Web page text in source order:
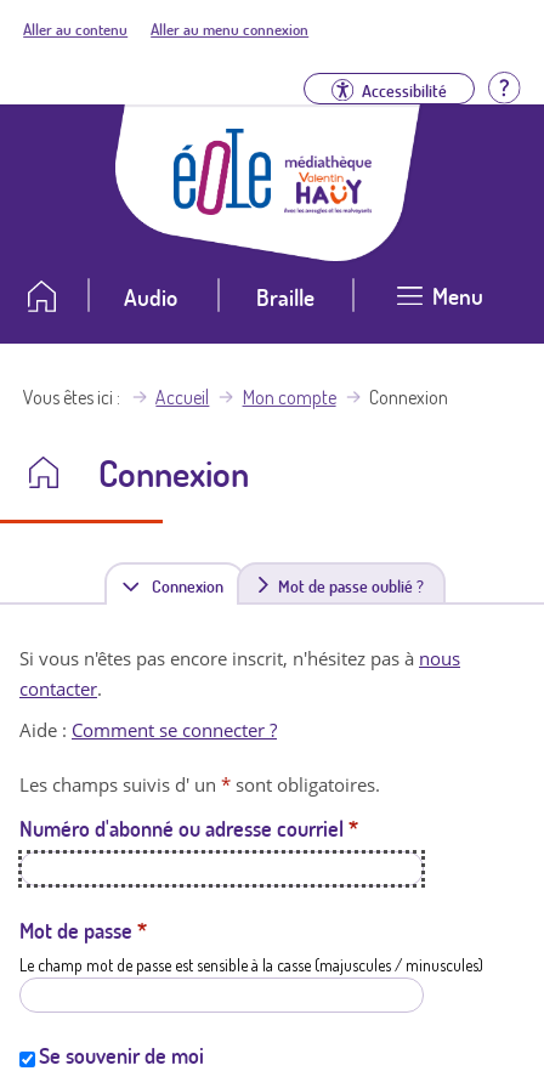
Aller au contenu Aller au menu connexion
Accessibilité
Audio Braille Menu
Vous êtes ici Accueil Mon compte Connexion
Connexion
Connexion(
n
t
a
t
i
Mot de passe oublié ?
Si vous n'êtes pas encore inscrit, n'hésitez pas à nous
contacter.
Aide : Comment se connecter ?
Les champs suivis d' un * sont obligatoires.
Numéro d'abonné ou adresse courriel *
Mot de passe *
Le champ mot de passe est sensible à la casse (majuscules / minuscules)
Se souvenir de moi